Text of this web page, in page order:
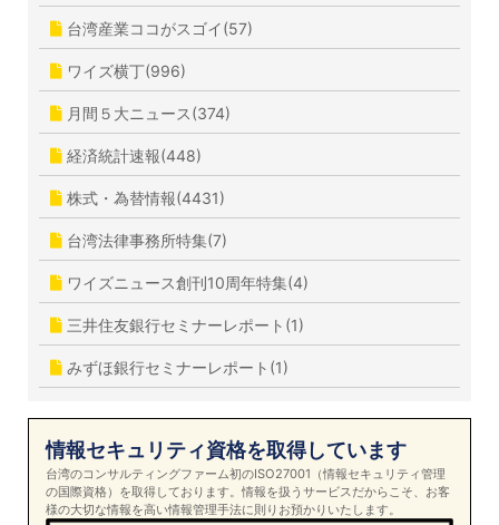
台湾産業ココがスゴイ(57)
ワイズ横丁(996)
月間５大ニュース(374)
経済統計速報(448)
株式・為替情報(4431)
台湾法律事務所特集(7)
ワイズニュース創刊10周年特集(4)
三井住友銀行セミナーレポート(1)
みずほ銀行セミナーレポート(1)
情報セキュリティ資格を取得しています
台湾のコンサルティングファーム初のISO27001（情報セキュリティ管理
の国際資格）を取得しております。情報を扱うサービスだからこそ、お客
様の大切な情報を高い情報管理手法に則りお預かりいたします。